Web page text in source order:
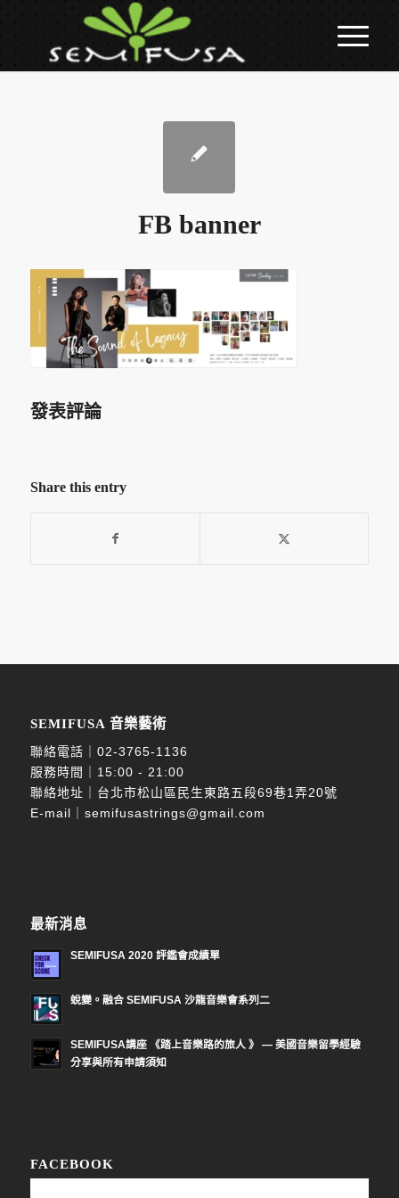
FB banner
發表評論
Share this entry
SEMIFUSA 音樂藝術
聯絡電話｜ 02-3765-1136
服務時間｜15:00 - 21:00
聯絡地址｜台北市松山區民生東路五段69巷1弄20號
E-mail｜ semifusastrings@gmail.com
最新消息
SEMIFUSA 2020 評鑑會成績單
蛻變。融合 SEMIFUSA 沙龍音樂會系列二
SEMIFUSA講座 《踏上音樂路的旅人 》 — 美國音樂留學經驗
分享與所有申請須知
FACEBOOK